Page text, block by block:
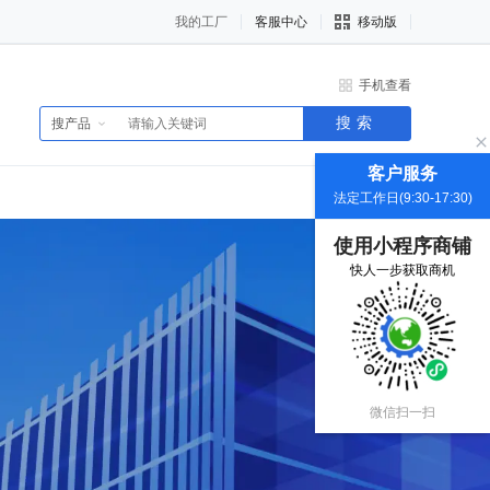
我的工厂 客服中心 移动版
手机查看
搜产品 搜索
客户服务
法定工作日(9:30-17:30)
使用小程序商铺
快人一步获取商机
微信扫一扫